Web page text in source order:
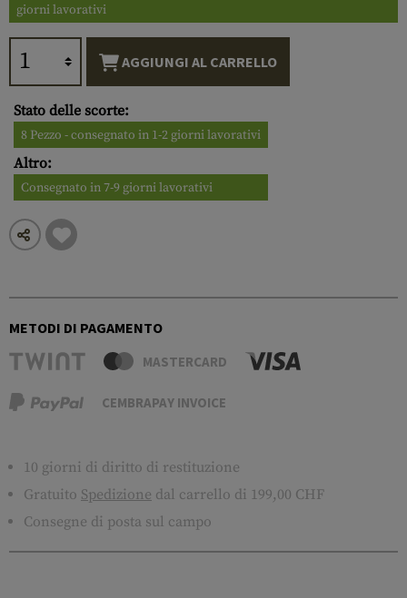
giorni lavorativi
AGGIUNGI AL CARRELLO
Stato delle scorte:
8 Pezzo - consegnato in 1-2 giorni lavorativi
Altro:
Consegnato in 7-9 giorni lavorativi
METODI DI PAGAMENTO
MASTERCARD
CEMBRAPAY INVOICE
10 giorni di diritto di restituzione
Gratuito Spedizione dal carrello di 199,00 CHF
Consegne di posta sul campo